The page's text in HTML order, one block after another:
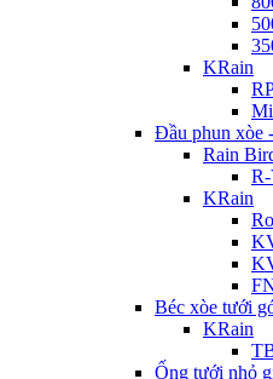
KRain
Đầu phun xòe
Rain
KRain
Béc xòe tưới
KRain
Ống tưới nhỏ